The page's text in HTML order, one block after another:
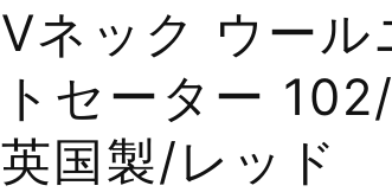
Vネック ウール
トセーター
英国製/レッド